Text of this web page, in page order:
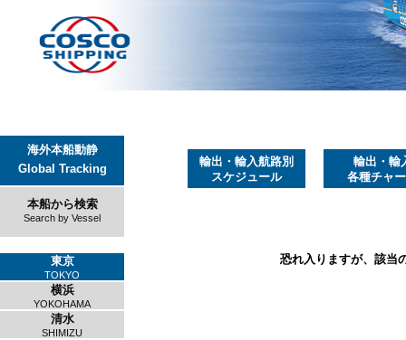
海外本船動静
Global Tracking
本船から検索
Search by Vessel
東京
TOKYO
横浜
YOKOHAMA
清水
SHIMIZU
輸出・輸入航路別
スケジュール
輸出・輸
各種チャ
恐れ入りますが、該当